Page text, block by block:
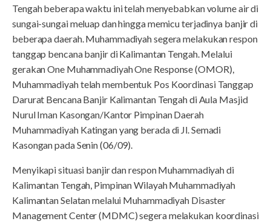
Tengah beberapa waktu ini telah menyebabkan volume air di
sungai-sungai meluap dan hingga memicu terjadinya banjir di
beberapa daerah. Muhammadiyah segera melakukan respon
tanggap bencana banjir di Kalimantan Tengah. Melalui
gerakan One Muhammadiyah One Response (OMOR),
Muhammadiyah telah membentuk Pos Koordinasi Tanggap
Darurat Bencana Banjir Kalimantan Tengah di Aula Masjid
Nurul Iman Kasongan/Kantor Pimpinan Daerah
Muhammadiyah Katingan yang berada di Jl. Semadi
Kasongan pada Senin (06/09).
Menyikapi situasi banjir dan respon Muhammadiyah di
Kalimantan Tengah, Pimpinan Wilayah Muhammadiyah
Kalimantan Selatan melalui Muhammadiyah Disaster
Management Center (MDMC) segera melakukan koordinasi